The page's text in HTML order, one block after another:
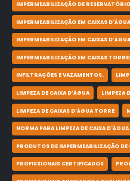
IMPERMEABILIZAÇÃO DE
IMPERMEABILIZAÇÃO EM CAIXAS
IMPERMEABILIZAÇÃO EM CAIXAS
IMPERMEABILIZAÇÃO EM CAIXAS
INFILTRAÇÕES E VAZAMENTOS.
LIMPEZA DE CAIXA D’ÁGUA LIMPEZA
LIMPEZA DE CAIXAS D’ÁGUA TORRE
NORMA PARA LIMPEZA DE CAIXA D'ÁGUA
PRODUTOS DE IMPERMEABILIZAÇÃO DE
PROFISSIONAIS CERTIFICADOS